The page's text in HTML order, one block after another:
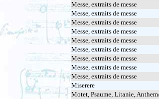
Messe, extraits de messe
Messe, extraits de messe
Messe, extraits de messe
Messe, extraits de messe
Messe, extraits de messe
Messe, extraits de messe
Messe, extraits de messe
Messe, extraits de messe
Messe, extraits de messe
Miserere
Motet, Psaume, Litanie,